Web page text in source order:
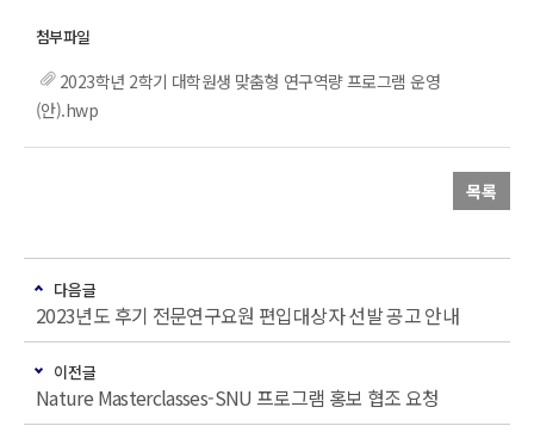
2023학년 2학기 대학원생 맞춤형 연구역량 프로그램 운영
(안).hwp
목록
다음글
2023년도 후기 전문연구요원 편입대상자 선발 공고 안내
이전글
Nature Masterclasses-SNU 프로그램 홍보 협조 요청